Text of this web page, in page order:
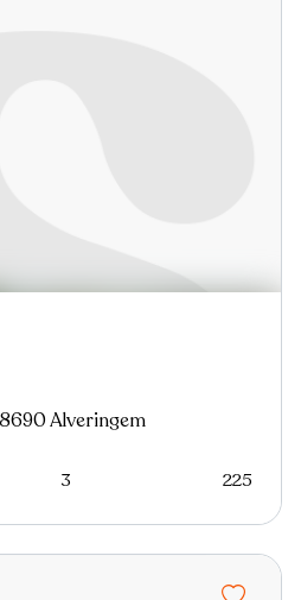
Alveringem
3 225